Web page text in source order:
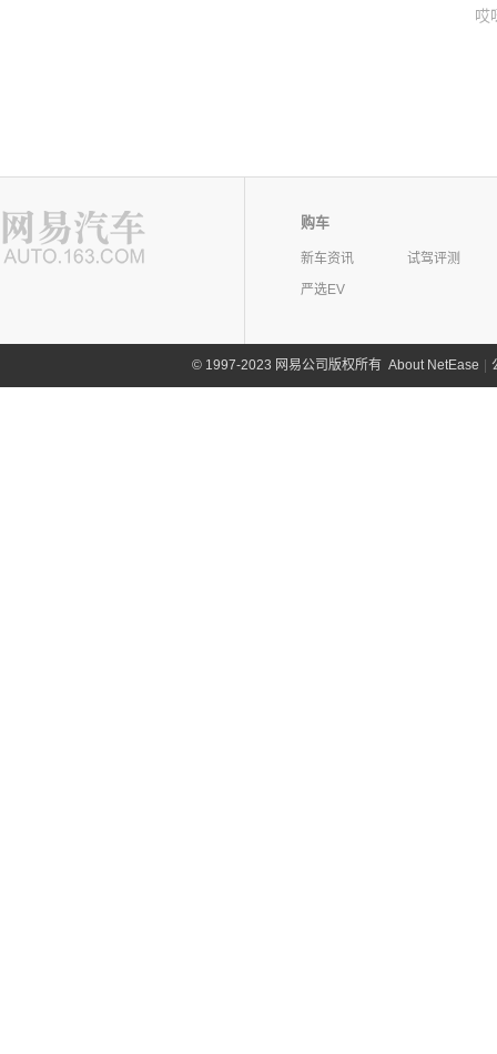
哎
购车
新车资讯
试驾评测
严选EV
©1997-2023 网易公司版权所有 About NetEase